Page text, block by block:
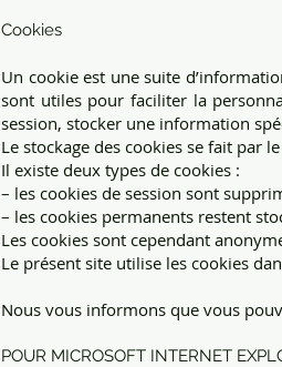
Cookies
Un cookie est une suite
sont utiles pour faciliter la
session, stocker une information
Le stockage des cookies se fait par
Il existe deux types de cookies :
– les cookies de session sont
– les cookies permanents restent
Les cookies sont cependant
Le présent site utilise les cookies
Nous vous informons que vous
POUR MICROSOFT INTERNET